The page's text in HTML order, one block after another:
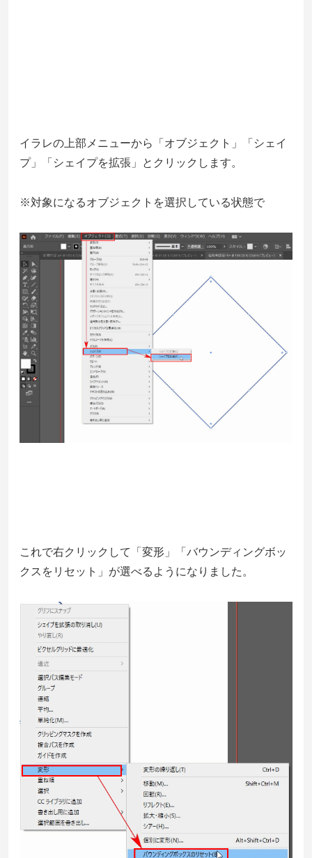
イラレの上部メニューから「オブジェクト」「シェイ
プ」「シェイプを拡張」とクリックします。
※対象になるオブジェクトを選択している状態で
これで右クリックして「変形」「バウンディングボッ
クスをリセット」が選べるようになりました。